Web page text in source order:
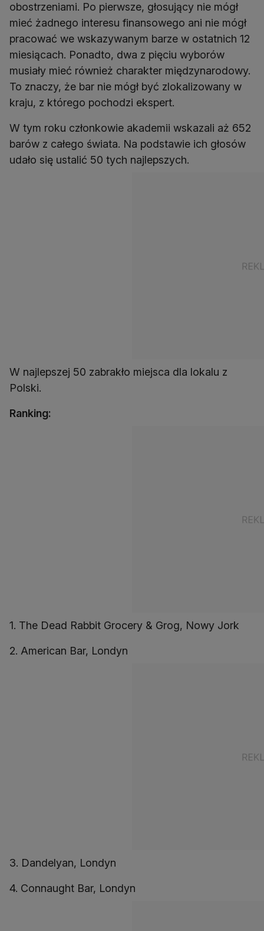
obostrzeniami. Po pierwsze, głosujący nie mógł
mieć żadnego interesu finansowego ani nie mógł
pracować we wskazywanym barze w ostatnich 12
miesiącach. Ponadto, dwa z pięciu wyborów
musiały mieć również charakter międzynarodowy.
To znaczy, że bar nie mógł być zlokalizowany w
kraju, z którego pochodzi ekspert.
W tym roku członkowie akademii wskazali aż 652
barów z całego świata. Na podstawie ich głosów
udało się ustalić 50 tych najlepszych.
W najlepszej 50 zabrakło miejsca dla lokalu z
Polski.
Ranking:
1. The Dead Rabbit Grocery & Grog, Nowy Jork
2. American Bar, Londyn
3. Dandelyan, Londyn
4. Connaught Bar, Londyn